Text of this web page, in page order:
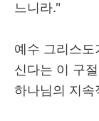
느니라."
예수 그리스도
신다는 이 구
하나님의 지